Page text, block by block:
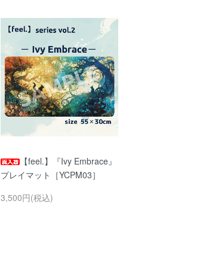
【feel.】『Ivy Embrace』
プレイマット［YCPM03］
3,500円(税込)